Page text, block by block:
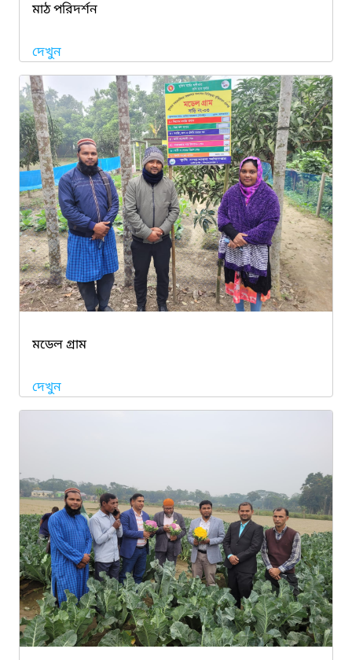
মাঠ পরিদর্শন
দেখুন
মডেল গ্রাম
দেখুন